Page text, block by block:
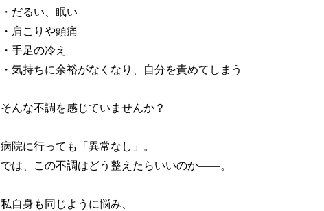
・だるい、眠い
・肩こりや頭痛
・手足の冷え
・気持ちに余裕がなくなり、自分を責めてしまう
そんな不調を感じていませんか？
病院に行っても「異常なし」。
では、この不調はどう整えたらいいのか——。
私自身も同じように悩み、